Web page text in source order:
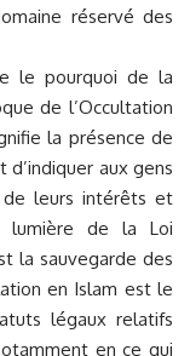
réservé des
le pourquoi de la
de l’Occultation
la présence de
d’indiquer aux gens
de leurs intérêts et
lumière de la Loi
la sauvegarde des
en Islam est le
légaux relatifs
en ce qui